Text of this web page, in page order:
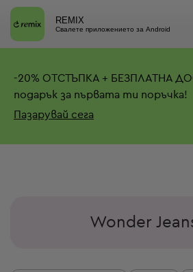
REMIX
Свалете приложението за Android
-20% ОТСТЪПКА + БЕЗПЛАТНА
подарък за първата ти поръчка!
Пазарувай сега
Wonder